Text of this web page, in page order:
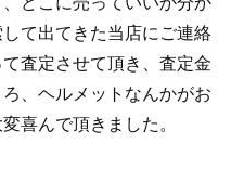
て出てきた当店にご連絡
査定させて頂き、査定金
、ヘルメットなんかがお
喜んで頂きました。